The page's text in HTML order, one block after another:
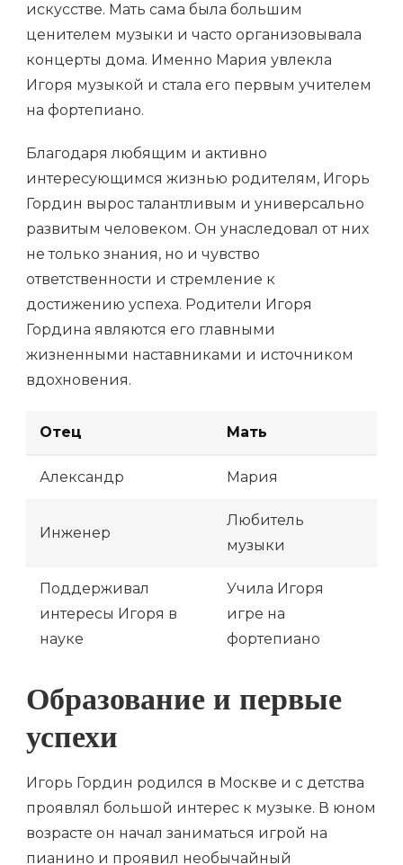
искусстве. Мать сама была большим
ценителем музыки и часто организовывала
концерты дома. Именно Мария увлекла
Игоря музыкой и стала его первым учителем
на фортепиано.
Благодаря любящим и активно
интересующимся жизнью родителям, Игорь
Гордин вырос талантливым и универсально
развитым человеком. Он унаследовал от них
не только знания, но и чувство
ответственности и стремление к
достижению успеха. Родители Игоря
Гордина являются его главными
жизненными наставниками и источником
вдохновения.
Отец Мать
Александр Мария
Инженер
Любитель
музыки
Поддерживал
интересы Игоря в
науке
Учила Игоря
игре на
фортепиано
Образование и первые
успехи
Игорь Гордин родился в Москве и с детства
проявлял большой интерес к музыке. В юном
возрасте он начал заниматься игрой на
пианино и проявил необычайный